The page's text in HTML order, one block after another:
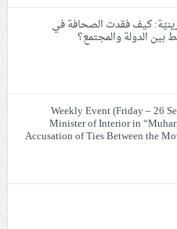
كيف فقدت الصحافة في
بين الدولة والمجتمع؟
Weekly Event (Friday – 26
Minister of Interior in
Accusation of Ties Between the